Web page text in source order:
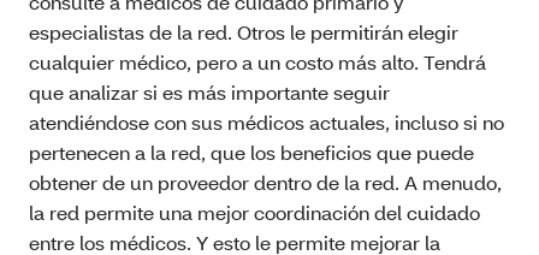
especialistas de la red. Otros le permitirán elegir
cualquier médico, pero a un costo más alto. Tendrá
que analizar si es más importante seguir
atendiéndose con sus médicos actuales, incluso si no
pertenecen a la red, que los beneficios que puede
obtener de un proveedor dentro de la red. A menudo,
la red permite una mejor coordinación del cuidado
entre los médicos. Y esto le permite mejorar la